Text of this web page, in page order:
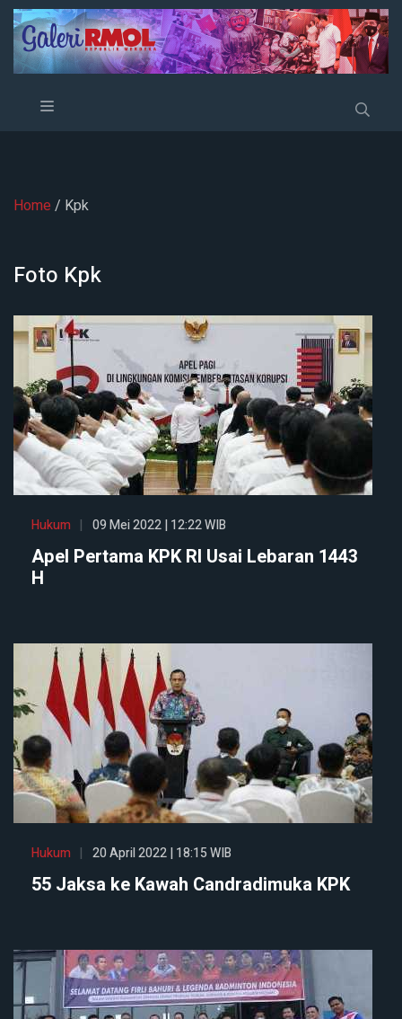
Home / Kpk
Foto Kpk
Hukum 09 Mei 2022 | 12:22 WIB
Apel Pertama KPK RI Usai Lebaran 1443
H
Hukum 20 April 2022 | 18:15 WIB
55 Jaksa ke Kawah Candradimuka KPK